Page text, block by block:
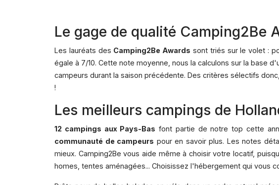
Le gage de qualité Camping2Be
Les lauréats des Camping2Be Awards sont triés sur le volet :
égale à 7/10. Cette note moyenne, nous la calculons sur la base
campeurs durant la saison précédente. Des critères sélectifs
!
Les meilleurs campings de
12 campings aux Pays-Bas font partie de notre top cette
communauté de campeurs pour en savoir plus. Les notes
mieux. Camping2Be vous aide même à choisir votre locatif,
homes, tentes aménagées... Choisissez l'hébergement qui vous